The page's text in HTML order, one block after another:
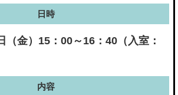
日時
（金）15：00～16：40（入室：
内容